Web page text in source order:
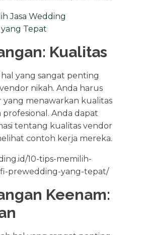
Jasa Wedding
Tepat
Kualitas
yang sangat penting
nikah. Anda harus
yang menawarkan kualitas
Anda dapat
tentang kualitas vendor
contoh kerja mereka.
10-tips-memilih-
prewedding-yang-tepat/
Keenam: